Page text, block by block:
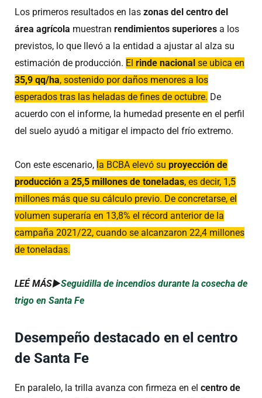
Los primeros resultados en las zonas del centro del
área agrícola muestran rendimientos superiores a los
previstos, lo que llevó a la entidad a ajustar al alza su
estimación de producción. El rinde nacional se ubica en
35,9 qq/ha, sostenido por daños menores a los
esperados tras las heladas de fines de octubre. De
acuerdo con el informe, la humedad presente en el perfil
del suelo ayudó a mitigar el impacto del frío extremo.
Con este escenario, la BCBA elevó su proyección de
producción a 25,5 millones de toneladas, es decir, 1,5
millones más que su cálculo previo. De concretarse, el
volumen superaría en 13,8% el récord anterior de la
campaña 2021/22, cuando se alcanzaron 22,4 millones
de toneladas.
LEÉ MÁS►Seguidilla de incendios durante la cosecha de
trigo en Santa Fe
Desempeño destacado en el centro
de Santa Fe
En paralelo, la trilla avanza con firmeza en el centro de